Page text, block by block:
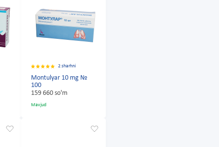
2 sharhni
Montulyar 10 mg №
100
159 660 so'm
Mavjud